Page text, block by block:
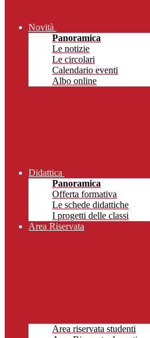
Novità
Panoramica
Le notizie
Le circolari
Calendario eventi
Albo online
Didattica
Panoramica
Offerta formativa
Le schede didattiche
I progetti delle classi
Area Riservata
Area riservata studenti